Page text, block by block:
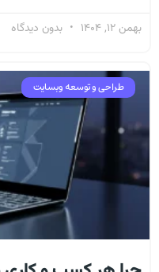
بهمن 12, 1404 بدون دیدگاه
طراحی و توسعه وبسایت